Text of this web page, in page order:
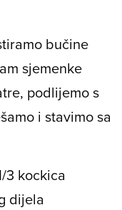
bučine
sjemenke
podlijemo s
i stavimo sa
3 kockica
dijela